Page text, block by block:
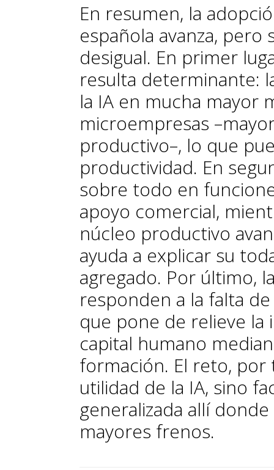
En resumen, la
española avanza, pero
desigual. En primer
resulta determinante:
la IA en mucha mayor
microempresas
productivo–, lo que
productividad. En
sobre todo en
apoyo comercial,
núcleo productivo
ayuda a explicar su
agregado. Por último,
responden a la falta
que pone de relieve
capital humano
formación. El reto,
utilidad de la IA, sino
generalizada allí
mayores frenos.